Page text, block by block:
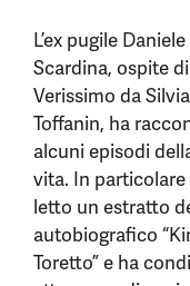
L’ex pugile Daniele
Scardina, ospite di
Verissimo da Silvia
Toffanin, ha
alcuni episodi
vita. In particolare
letto un estratto
autobiografico
Toretto” e ha